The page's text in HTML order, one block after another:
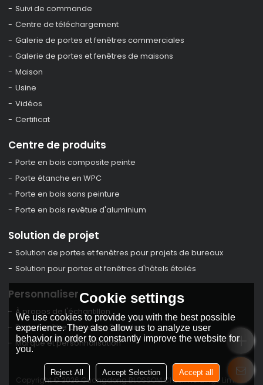
Suivi de commande
Centre de téléchargement
Galerie de portes et fenêtres commerciales
Galerie de portes et fenêtres de maisons
Maison
Usine
Vidéos
Certificat
Centre de produits
Porte en bois composite peinte
Porte étanche en WPC
Porte en bois sans peinture
Porte en bois revêtue d'aluminium
Solution de projet
Solution de portes et fenêtres pour projets de bureaux
Solution pour portes et fenêtres d'hôtels étoilés
Personnaliser
À propos de l'échantillon
Porte Fenêtre Ouverture Direction
Marque et personnalisation
Copyright © 2026Guangdong BLOSSOM CHEER Holdings Limited
Cookie settings
We use cookies to provide you with the best possible
experience. They also allow us to analyze user
behavior in order to constantly improve the website for
you.
Reject All Accept Selection Accept all